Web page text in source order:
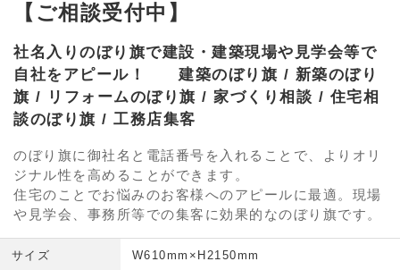
【ご相談受付中】
社名入りのぼり旗で建設・建築現場や見学会等で
自社をアピール！ 建築のぼり旗 / 新築のぼり
旗 / リフォームのぼり旗 / 家づくり相談 / 住宅相
談のぼり旗 / 工務店集客
のぼり旗に御社名と電話番号を入れることで、よりオリ
ジナル性を高めることができます。
住宅のことでお悩みのお客様へのアピールに最適。現場
や見学会、事務所等での集客に効果的なのぼり旗です。
サイズ W610mm×H2150mm